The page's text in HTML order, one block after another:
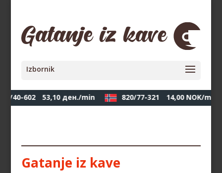
40-602 53,10 ден./min 820/77-321 14,00 NOK/min
Gatanje iz kave